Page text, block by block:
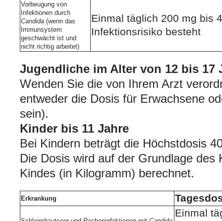
Vorbeugung von
Infektionen durch
Candida (wenn das
Immunsystem
geschwächt ist und
nicht richtig arbeitet)
Einmal täglich 200 mg bis
Infektionsrisiko besteht
Jugendliche im Alter von 12 bis 17
Wenden Sie die von Ihrem Arzt
entweder die Dosis für Erwachsene
sein).
Kinder bis 11 Jahre
Bei Kindern beträgt die Höchstdosis
Die Dosis wird auf der Grundlage des
Kindes (in Kilogramm) berechnet.
Erkrankung
Einmal